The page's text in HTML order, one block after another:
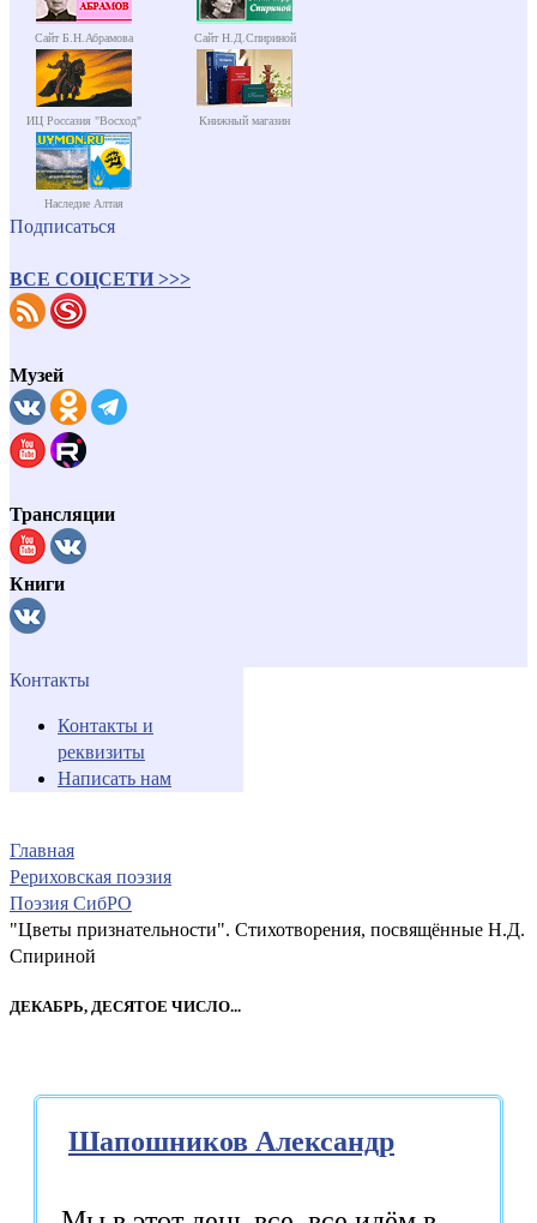
Сайт Б.Н.Абрамова Сайт Н.Д.Спириной
ИЦ Россазия "Восход" Книжный магазин
Наследие Алтая
Подписаться
ВСЕ СОЦСЕТИ >>>
Музей
Трансляции
Книги
Контакты
Контакты и
реквизиты
Написать нам
Главная
Рериховская поэзия
Поэзия СибРО
"Цветы признательности". Стихотворения, посвящённые Н.Д.
Спириной
ДЕКАБРЬ, ДЕСЯТОЕ ЧИСЛО...
Шапошников Александр